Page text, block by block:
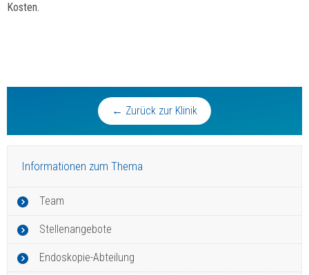
← Zurück zur Klinik
Informationen zum Thema
Team
Stellenangebote
Endoskopie-Abteilung
Kosten.